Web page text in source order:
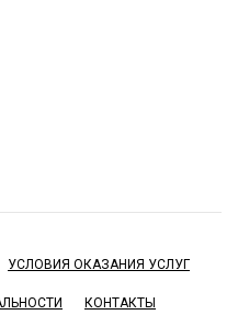
УСЛОВИЯ ОКАЗАНИЯ УСЛУГ
КОНТАКТЫ